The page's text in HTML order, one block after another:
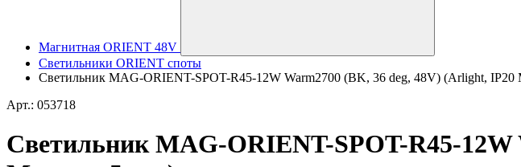
Магнитная ORIENT 48V
Светильники ORIENT споты
Светильник MAG-ORIENT-SPOT-R45-12W Warm2700 (BK, 36 deg, 48V) (Arlight, IP20
Арт.: 053718
Светильник MAG-ORIENT-SPOT-R45-